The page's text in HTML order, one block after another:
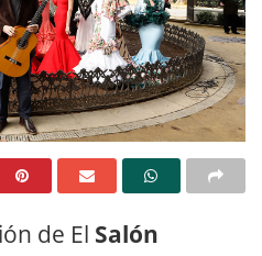
de El Salón